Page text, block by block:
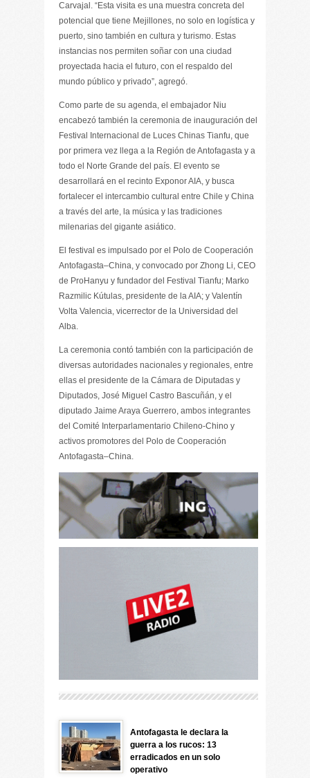
Carvajal. “Esta visita es una muestra concreta del
potencial que tiene Mejillones, no solo en logística y
puerto, sino también en cultura y turismo. Estas
instancias nos permiten soñar con una ciudad
proyectada hacia el futuro, con el respaldo del
mundo público y privado”, agregó.
Como parte de su agenda, el embajador Niu
encabezó también la ceremonia de inauguración del
Festival Internacional de Luces Chinas Tianfu, que
por primera vez llega a la Región de Antofagasta y a
todo el Norte Grande del país. El evento se
desarrollará en el recinto Exponor AIA, y busca
fortalecer el intercambio cultural entre Chile y China
a través del arte, la música y las tradiciones
milenarias del gigante asiático.
El festival es impulsado por el Polo de Cooperación
Antofagasta–China, y convocado por Zhong Li, CEO
de ProHanyu y fundador del Festival Tianfu; Marko
Razmilic Kútulas, presidente de la AIA; y Valentín
Volta Valencia, vicerrector de la Universidad del
Alba.
La ceremonia contó también con la participación de
diversas autoridades nacionales y regionales, entre
ellas el presidente de la Cámara de Diputadas y
Diputados, José Miguel Castro Bascuñán, y el
diputado Jaime Araya Guerrero, ambos integrantes
del Comité Interparlamentario Chileno-Chino y
activos promotores del Polo de Cooperación
Antofagasta–China.
Antofagasta le declara la
guerra a los rucos: 13
erradicados en un solo
operativo